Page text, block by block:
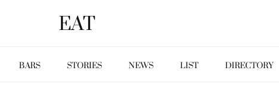
EAT
BARS STORIES NEWS LIST DIRECTORY